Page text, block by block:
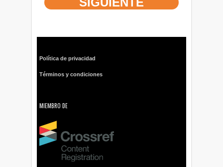
Política de privacidad
Términos y condiciones
MIEMBRO DE